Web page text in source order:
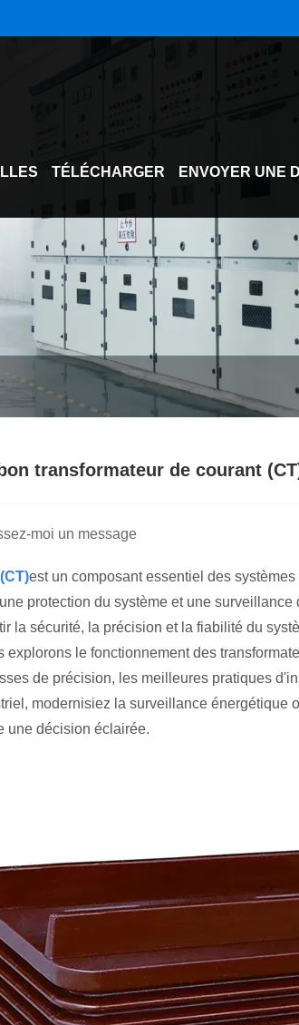
TÉLÉCHARGER ENVOYER UNE
transformateur de courant
moi un message
est un composant essentiel des
protection du système et une
la sécurité, la précision et la fiabilité du
explorons le fonctionnement des
de précision, les meilleures pratiques
modernisiez la surveillance énergétique
une décision éclairée.